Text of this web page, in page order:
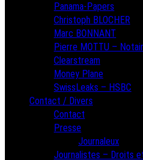
Panama-Papers
Christoph BLOCHER
Marc BONNANT
Pierre MOTTU –
Clearstream
Money Plane
SwissLeaks – HSBC
Contact / Divers
Contact
Presse
Journaleux
Journalistes – Droits